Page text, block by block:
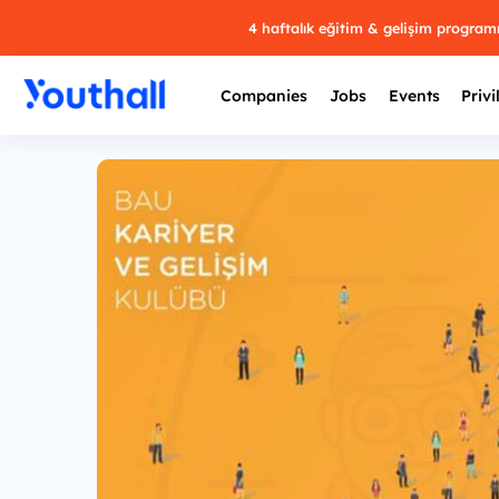
4 haftalık eğitim & gelişim
Companies Jobs Events